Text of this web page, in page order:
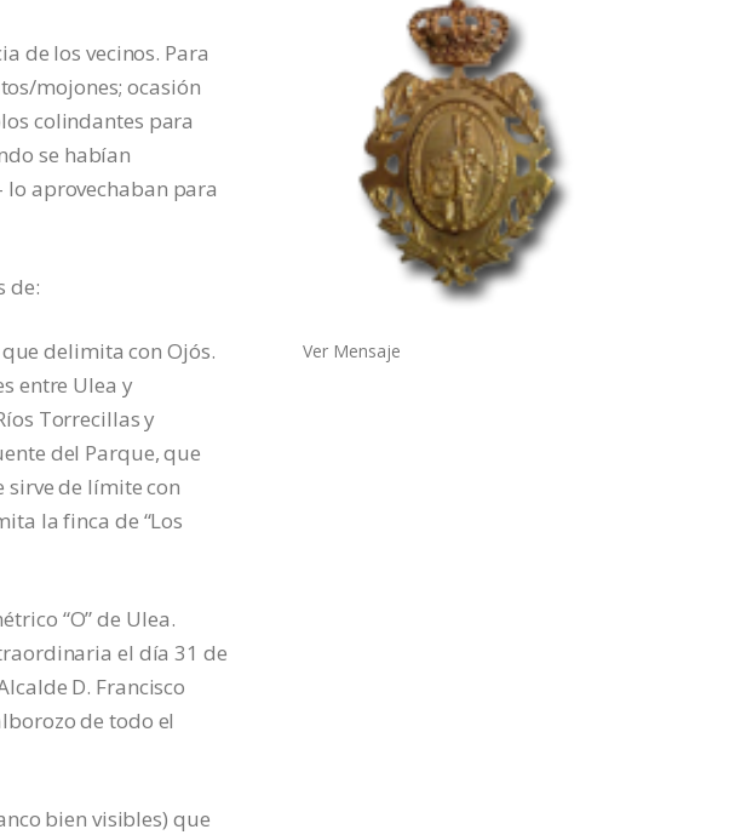
de los vecinos. Para
mojones; ocasión
colindantes para
se habían
aprovechaban para
de:
delimita con Ojós.
entre Ulea y
Torrecillas y
del Parque, que
sirve de límite con
la finca de “Los
“O” de Ulea.
el día 31 de
D. Francisco
de todo el
bien visibles) que
Ver Mensaje